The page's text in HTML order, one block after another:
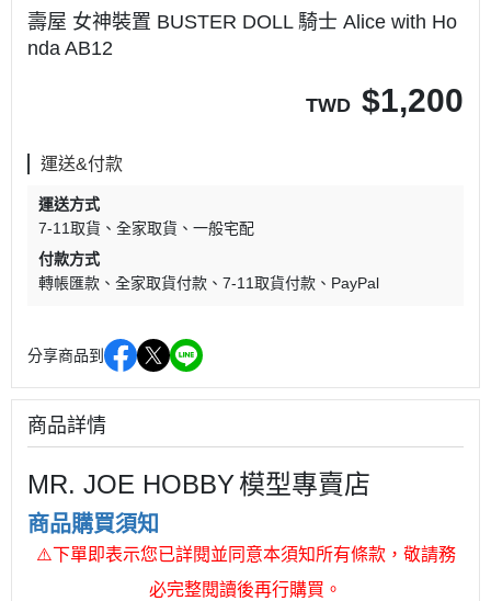
壽屋 女神裝置 BUSTER DOLL 騎士 Alice with Ho
nda AB12
TWD $1,200
運送&付款
運送方式
7-11取貨
全家取貨
一般宅配
付款方式
轉帳匯款
全家取貨付款 7-11取貨付款 PayPal
分享商品到
商品詳情
MR. JOE HOBBY模型專賣店
商品購買須知
⚠下單即表示您已詳閱並同意本須知所有條款，敬請務
必完整閱讀後再行購買。